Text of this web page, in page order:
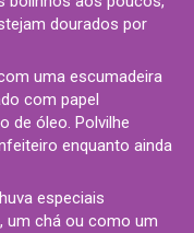
dourados por
uma escumadeira
com papel
de óleo. Polvilhe
enquanto ainda
especiais
um chá ou como um